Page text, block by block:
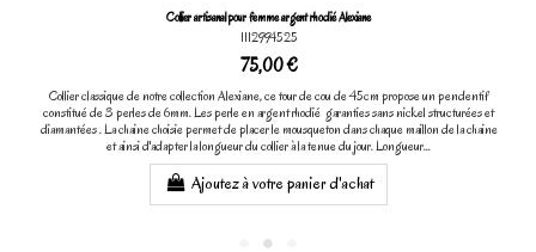
Collier artisanal pour femme argent rhodié Alexiane
1112994525
75,00 €
Collier classique de notre collection Alexiane, ce tour de cou de 45cm propose un pendentif
constitué de 3 perles de 6mm. Les perle en argent rhodié garanties sans nickel structurées et
diamantées . La chaine choisie permet de placer le mousqueton dans chaque maillon de la chaine
et ainsi d'adapter la longueur du collier à la tenue du jour. Longueur...
Ajoutez à votre panier d'achat